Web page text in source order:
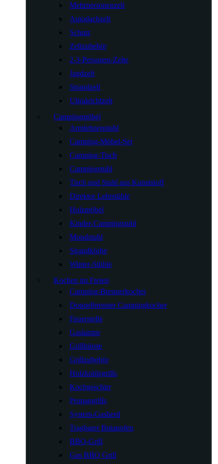
Mehrpersonenzelt
Autodachzelt
Schutz
Zeltzubehör
2-3-Personen-Zelte
Jagdzelt
Strandzelt
Ultraleichtzelt
Campingmöbel
Armlehnenstuhl
Camping-Möbel-Set
Camping-Tisch
Campingstuhl
Tisch und Stuhl aus Kunststoff
Direktor Lehrstühle
Holzmöbel
Kinder-Campingstuhl
Mondstuhl
Strandkörbe
Winter-Stühle
Kochen im Freien
Camping-Brennerkocher
Doppelbrenner Campingkocher
Feuerstelle
Gaslampe
Grillbürste
Grillzubehör
Holzkohlegrills
Kochgeschirr
Propangrills
System-Gasherd
Tragbarer Butanofen
BBQ-Grill
Gas BBQ Grill